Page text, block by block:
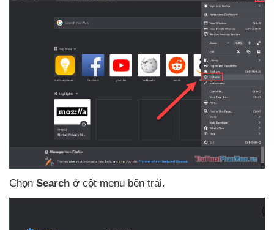
Chọn Search ở cột menu bên trái.